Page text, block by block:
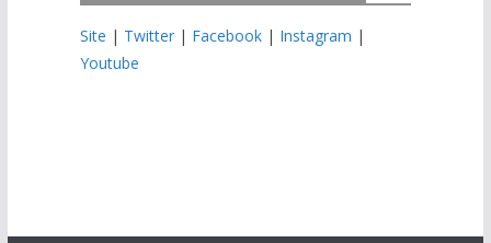
Site | Twitter| Facebook| Instagram |
Youtube